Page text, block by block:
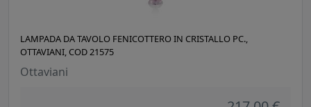
LAMPADA DA TAVOLO FENICOTTERO IN CRISTALLO PC.,
OTTAVIANI, COD 21575
Ottaviani